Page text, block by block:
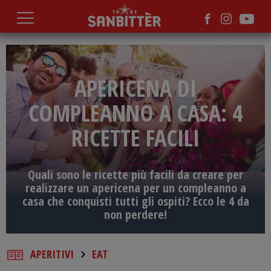
contenuto
principale
APERICENA DI
COMPLEANNO A CASA: 4
RICETTE FACILI
Quali sono le ricette più facili da creare per
realizzare un apericena per un compleanno a
casa che conquisti tutti gli ospiti? Ecco le 4 da
non perdere!
APERITIVI EAT